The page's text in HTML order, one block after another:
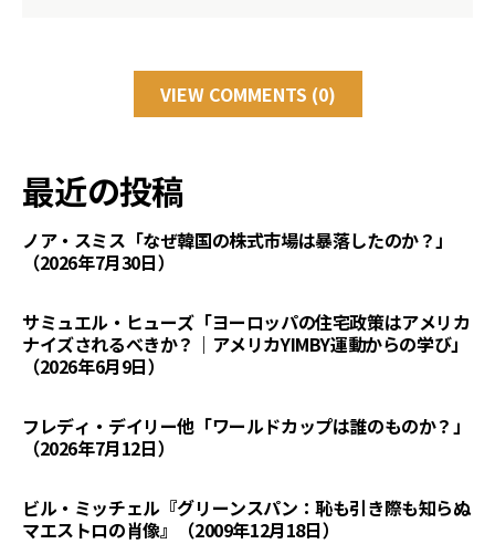
VIEW COMMENTS (0)
最近の投稿
ノア・スミス「なぜ韓国の株式市場は暴落したのか？」
（2026年7月30日）
サミュエル・ヒューズ「ヨーロッパの住宅政策はアメリカ
ナイズされるべきか？｜アメリカYIMBY運動からの学び」
（2026年6月9日）
フレディ・デイリー他「ワールドカップは誰のものか？」
（2026年7月12日）
ビル・ミッチェル『グリーンスパン：恥も引き際も知らぬ
マエストロの肖像』（2009年12月18日）